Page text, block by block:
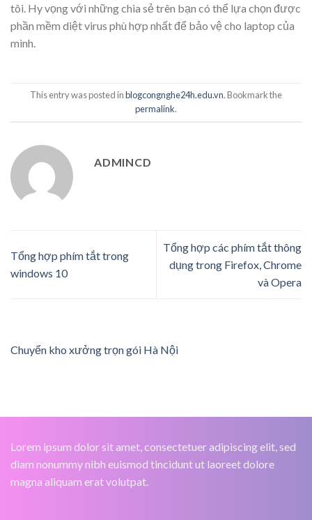
tôi. Hy vọng với những chia sẻ trên bạn có thể lựa chọn được
phần mềm diệt virus phù hợp nhất để bảo vệ cho laptop của
mình.
This entry was posted inblogcongnghe24h.edu.vn. Bookmark the
permalink.
ADMINCD
Tổng hợp phím tắt trong
windows 10
Tổng hợp các phím tắt thông
dụng trong Firefox, Chrome
và Opera
Chuyển kho xưởng trọn gói Hà Nội
Lorem ipsum dolor sit amet, consectetuer adipiscing elit, sed
diam nonummy nibh euismod tincidunt ut laoreet dolore
magna aliquam erat volutpat.